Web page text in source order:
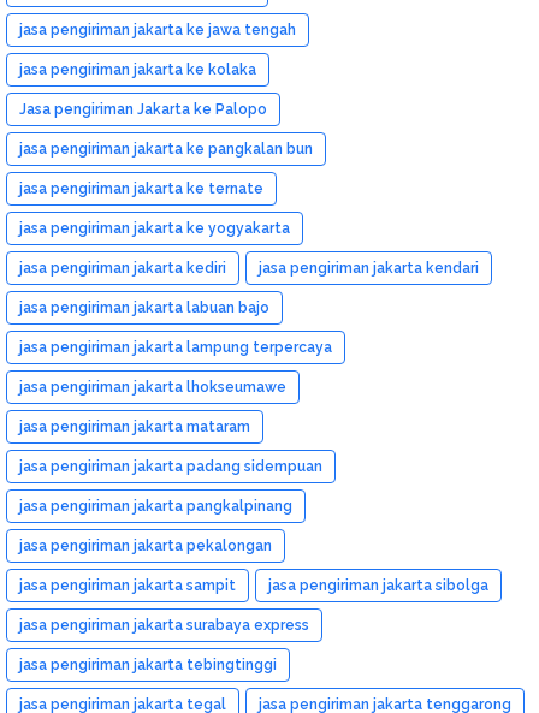
jasa pengiriman jakarta ke jawa tengah
jasa pengiriman jakarta ke kolaka
Jasa pengiriman Jakarta ke Palopo
jasa pengiriman jakarta ke pangkalan bun
jasa pengiriman jakarta ke ternate
jasa pengiriman jakarta ke yogyakarta
jasa pengiriman jakarta kediri jasa pengiriman jakarta kendari
jasa pengiriman jakarta labuan bajo
jasa pengiriman jakarta lampung terpercaya
jasa pengiriman jakarta lhokseumawe
jasa pengiriman jakarta mataram
jasa pengiriman jakarta padang sidempuan
jasa pengiriman jakarta pangkalpinang
jasa pengiriman jakarta pekalongan
jasa pengiriman jakarta sampit jasa pengiriman jakarta sibolga
jasa pengiriman jakarta surabaya express
jasa pengiriman jakarta tebingtinggi
jasa pengiriman jakarta tegal jasa pengiriman jakarta tenggarong